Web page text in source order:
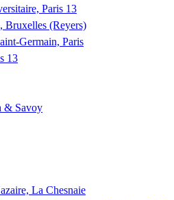
Paris 13
Bruxelles (Reyers)
Germain, Paris
13
& Savoy
La Chesnaie